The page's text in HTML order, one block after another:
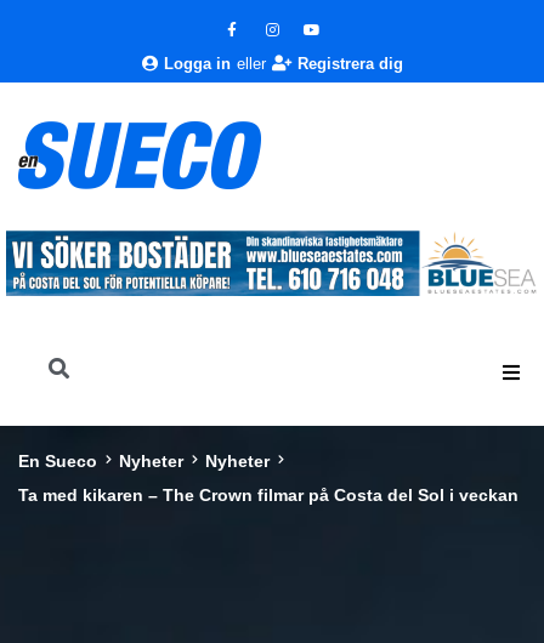
Logga in eller Registrera dig
En Sueco Nyheter
Nyheter
Ta med kikaren – The Crown filmar på Costa del Sol i veckan